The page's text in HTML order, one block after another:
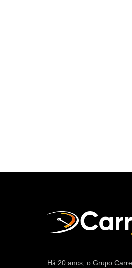
Há 20 anos, o Grupo